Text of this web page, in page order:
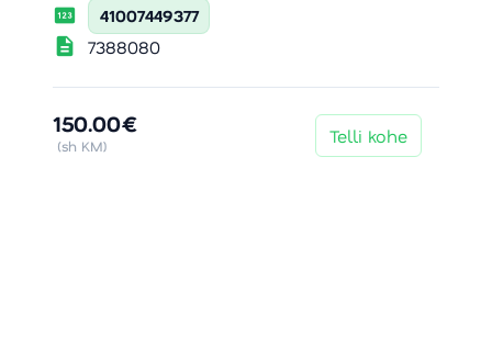
pin 41007449377
description 7388080
150.00€
(sh KM) Telli kohe